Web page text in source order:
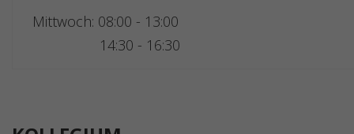
Mittwoch: 08:00 - 13:00
14:30 - 16:30